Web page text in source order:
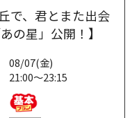
で、君とまた出会
の星」公開！】
08/07(金)
21:00～23:15